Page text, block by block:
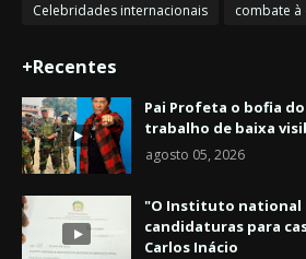
Celebridades internacionais
combate
+Recentes
Pai Profeta o bofia
trabalho de baixa
agosto 05, 2026
"O Instituto national
candidaturas para
Carlos Inácio